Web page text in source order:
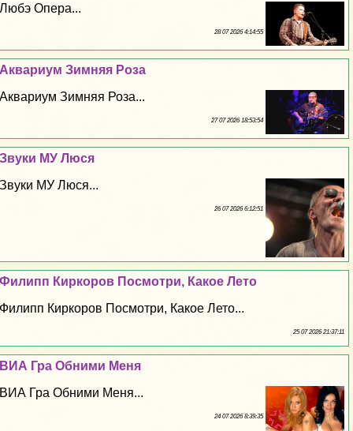
Любэ Опера...
28 07 2026 4:14:55
Аквариум Зимняя Роза
Аквариум Зимняя Роза...
27 07 2026 18:53:54
Звуки МУ Люся
Звуки МУ Люся...
26 07 2026 6:12:51
Филипп Киркоров Посмотри, Какое Лето
Филипп Киркоров Посмотри, Какое Лето...
25 07 2026 21:37:11
ВИА Гра Обними Меня
ВИА Гра Обними Меня...
24 07 2026 8:39:35